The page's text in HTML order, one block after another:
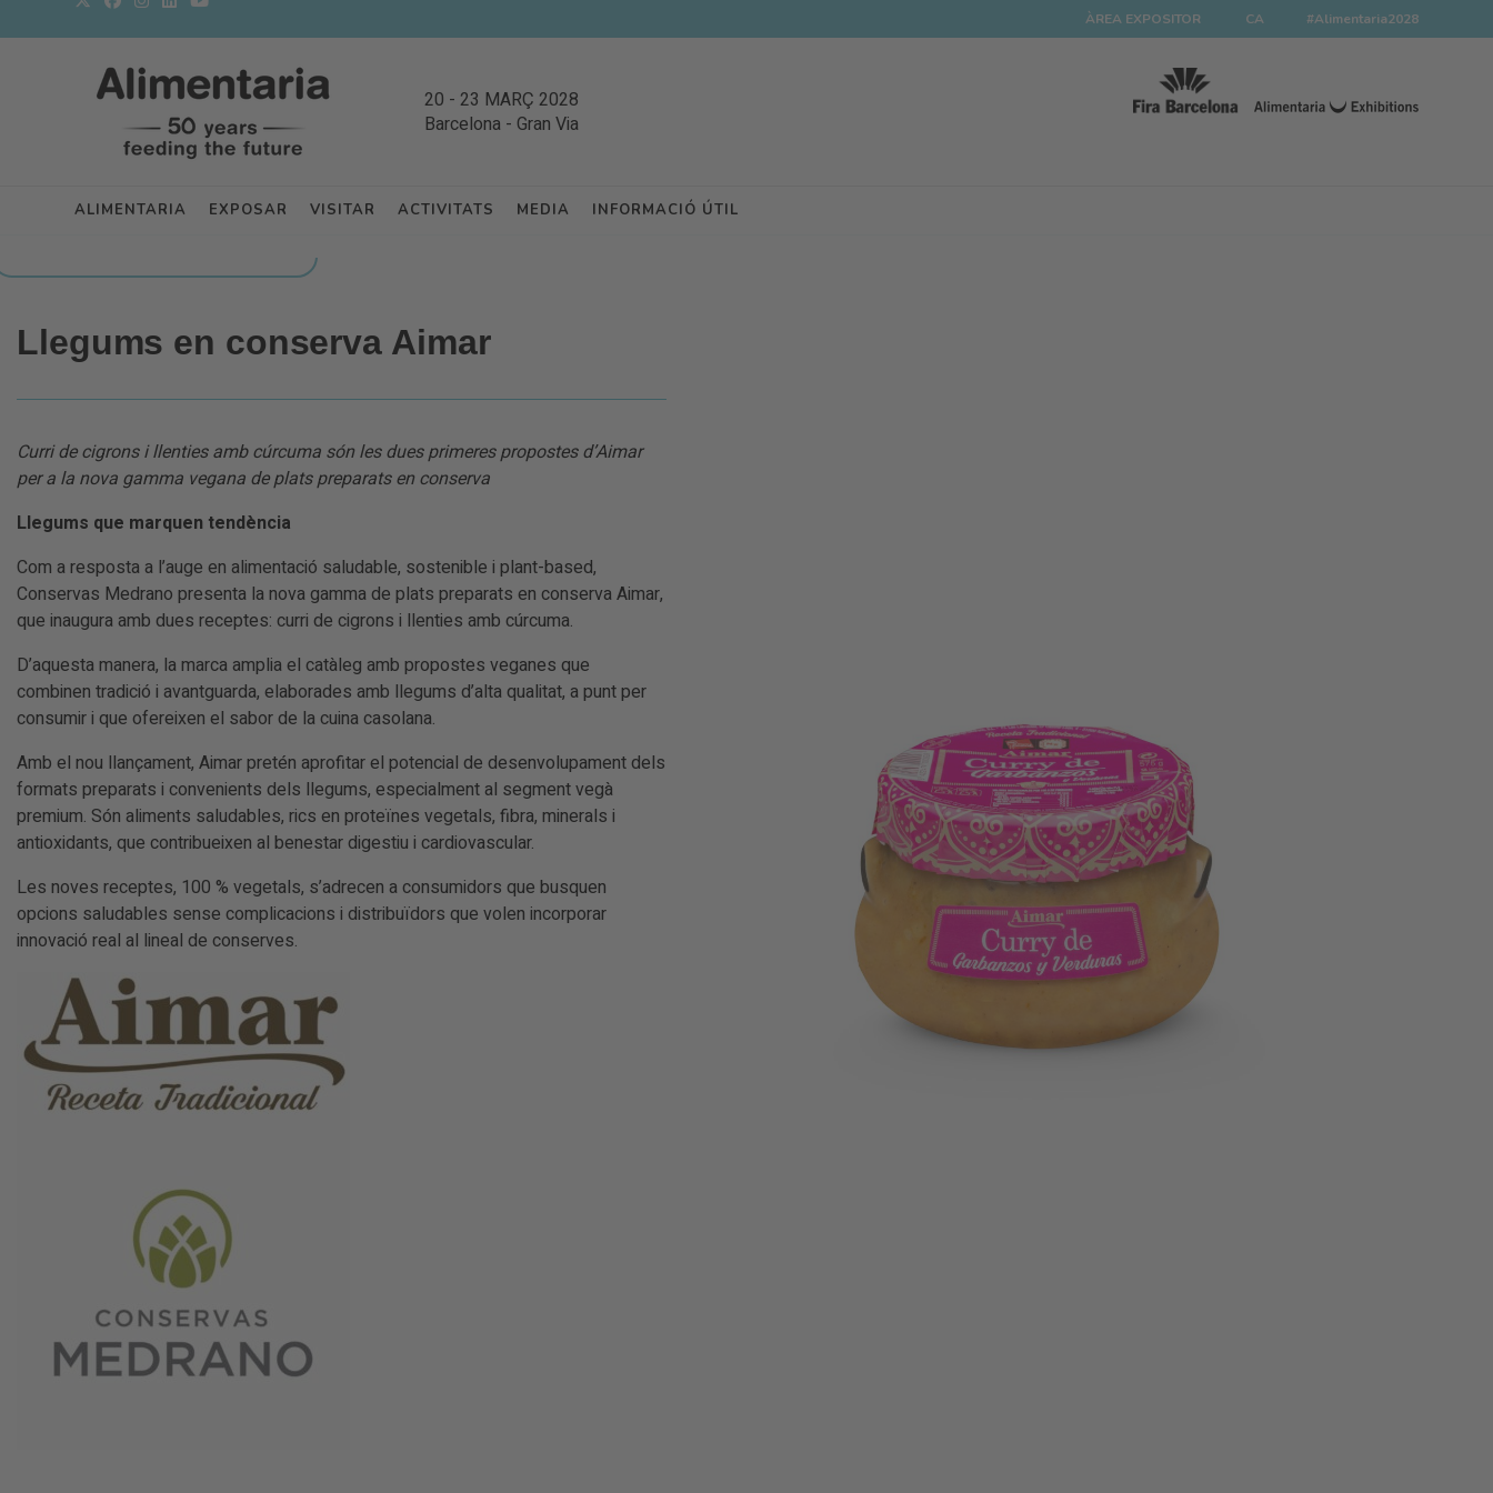
ÀREA EXPOSITOR CA #Alimentaria2028
20 - 23 MARÇ 2028
Barcelona - Gran Via
ALIMENTARIA EXPOSAR VISITAR ACTIVITATS MEDIA INFORMACIÓ ÚTIL
Llegums en conserva Aimar
Curri de cigrons i llenties amb cúrcuma són les dues primeres propostes d’Aimar
per a la nova gamma vegana de plats preparats en conserva
Llegums que marquen tendència
Com a resposta a l’auge en alimentació saludable, sostenible i plant-based,
Conservas Medrano presenta la nova gamma de plats preparats en conserva Aimar,
que inaugura amb dues receptes: curri de cigrons i llenties amb cúrcuma.
D’aquesta manera, la marca amplia el catàleg amb propostes veganes que
combinen tradició i avantguarda, elaborades amb llegums d’alta qualitat, a punt per
consumir i que ofereixen el sabor de la cuina casolana.
Amb el nou llançament, Aimar pretén aprofitar el potencial de desenvolupament dels
formats preparats i convenients dels llegums, especialment al segment vegà
premium. Són aliments saludables, rics en proteïnes vegetals, fibra, minerals i
antioxidants, que contribueixen al benestar digestiu i cardiovascular.
Les noves receptes, 100 % vegetals, s’adrecen a consumidors que busquen
opcions saludables sense complicacions i distribuïdors que volen incorporar
innovació real al lineal de conserves.